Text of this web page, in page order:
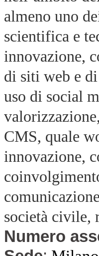
almeno uno
scientifica e
innovazione,
di siti web e
uso di social
CMS, quale
innovazione,
società civile,
Numero